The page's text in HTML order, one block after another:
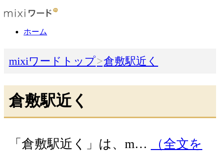
ホーム
mixiワードトップ 倉敷駅近く
倉敷駅近く
「倉敷駅近く」は、m…
（全文を